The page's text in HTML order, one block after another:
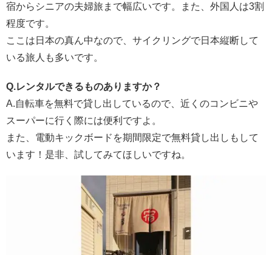
宿からシニアの夫婦旅まで幅広いです。また、外国人は3割
程度です。
ここは日本の真ん中なので、サイクリングで日本縦断して
いる旅人も多いです。
Q.レンタルできるものありますか？
A.自転車を無料で貸し出しているので、近くのコンビニや
スーパーに行く際には便利ですよ。
また、電動キックボードを期間限定で無料貸し出しもして
います！是非、試してみてほしいですね。